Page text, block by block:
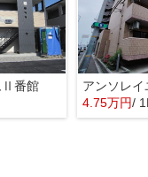
Ⅱ番館
アンソレイ
4.75万円/